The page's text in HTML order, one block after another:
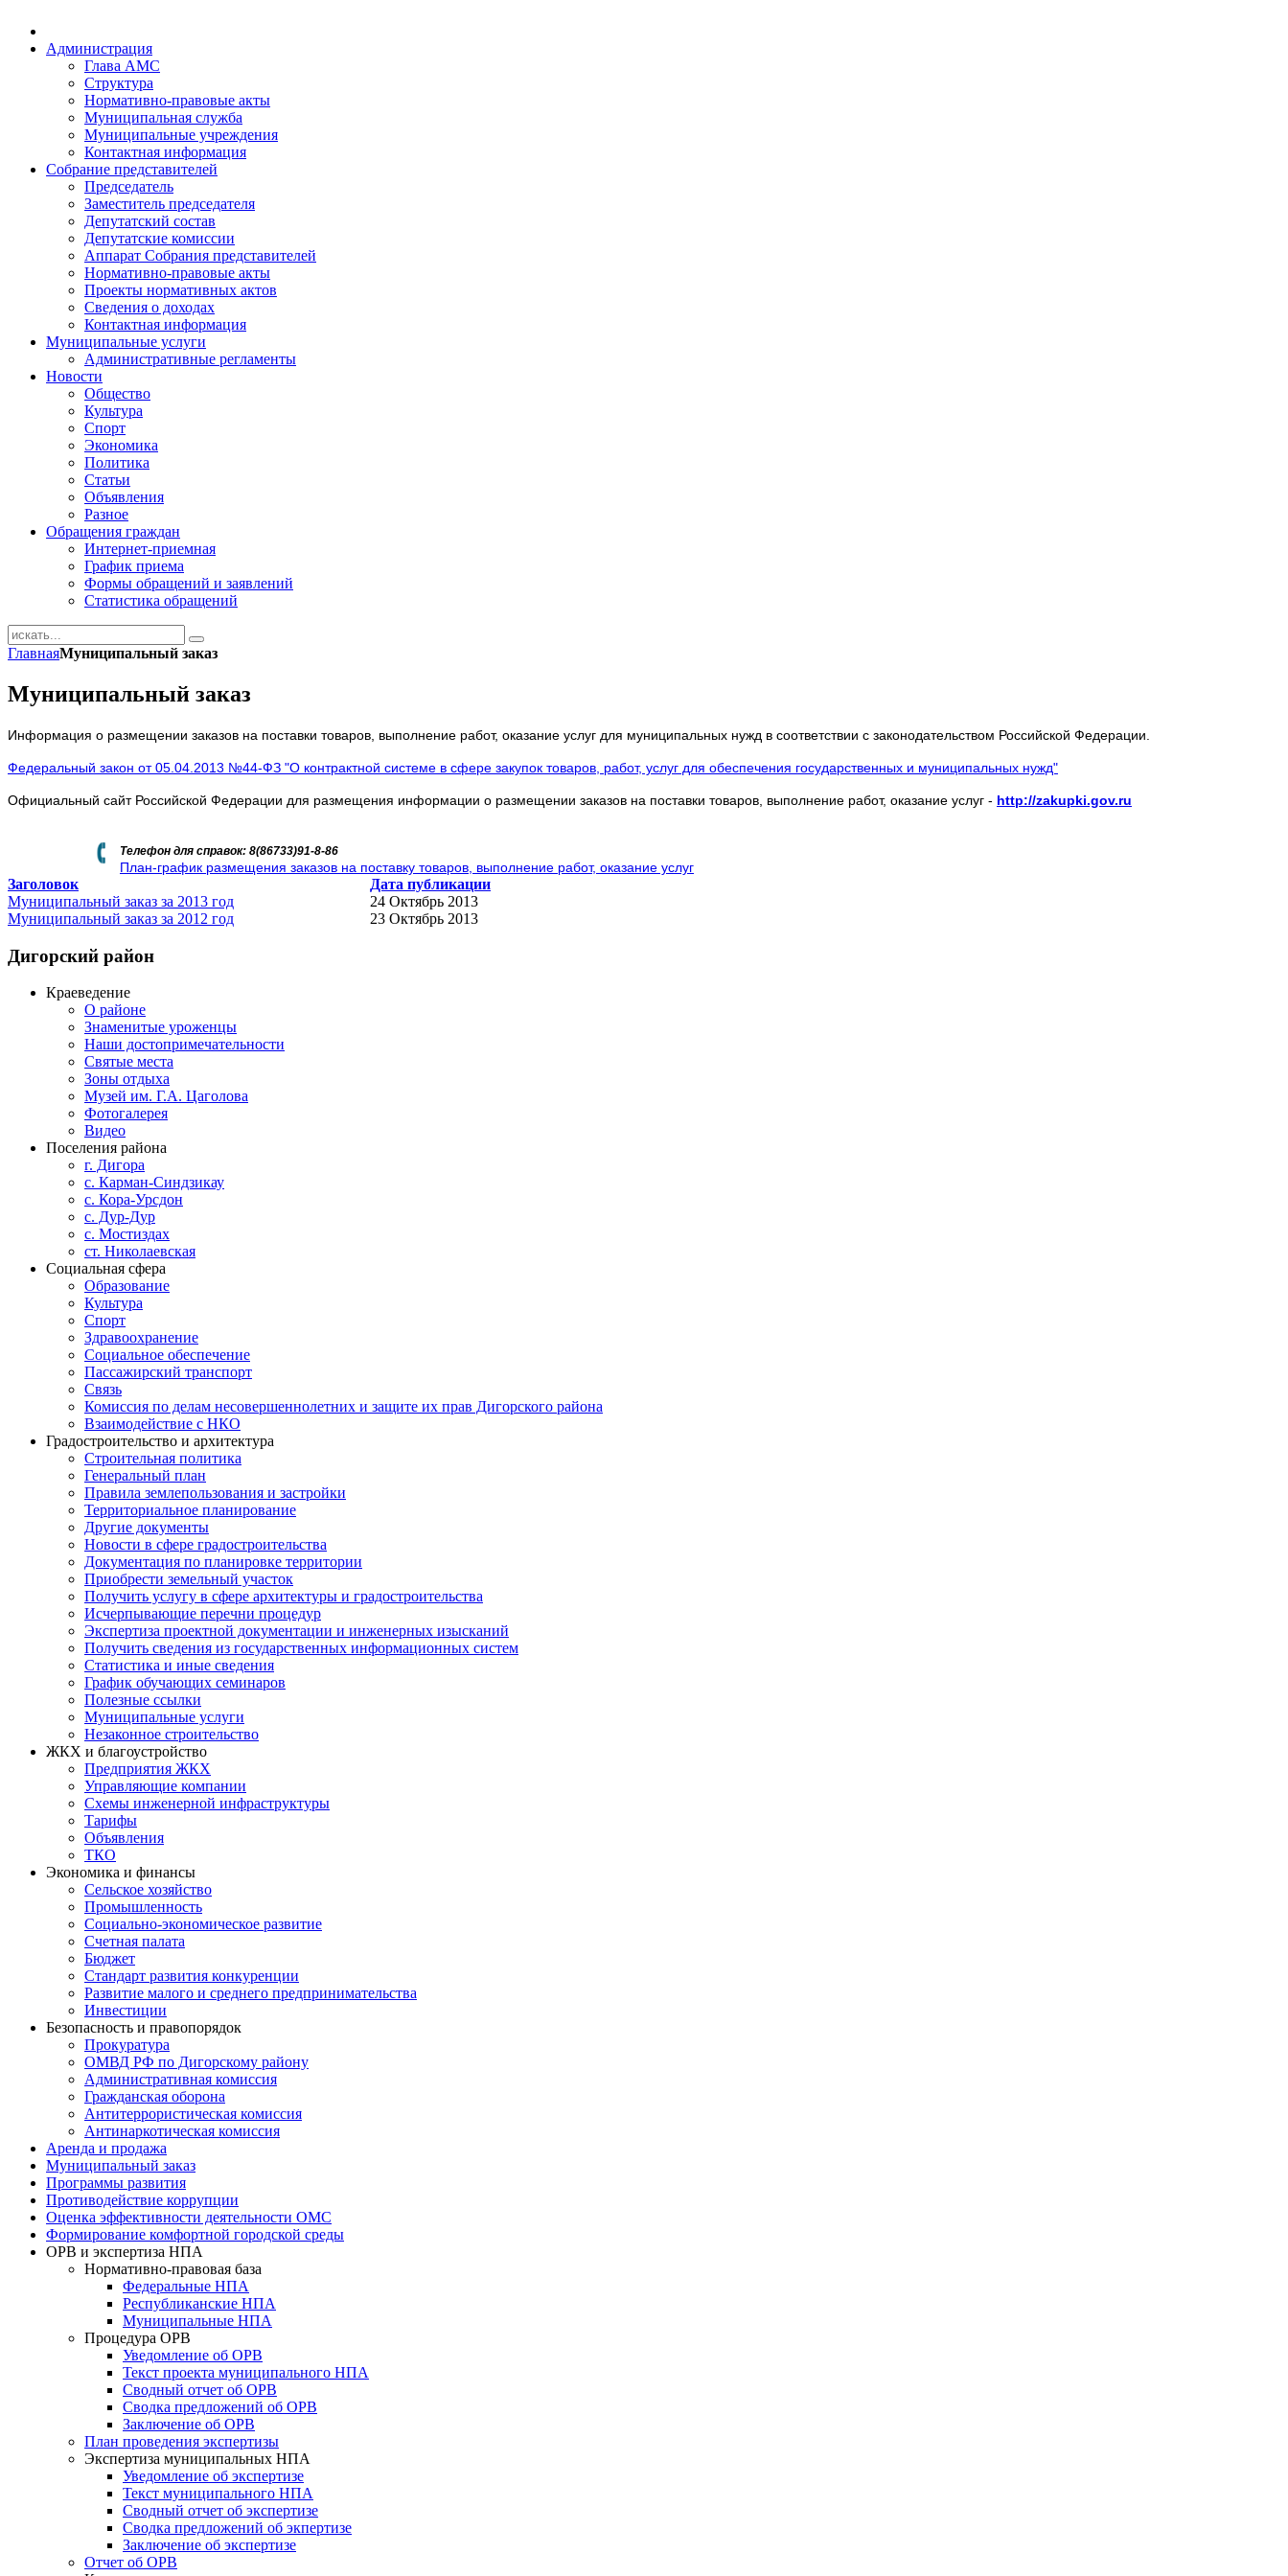
Администрация
Глава АМС
Структура
Нормативно-правовые акты
Муниципальная служба
Муниципальные учреждения
Контактная информация
Собрание представителей
Председатель
Заместитель председателя
Депутатский состав
Депутатские комиссии
Аппарат Собрания представителей
Нормативно-правовые акты
Проекты нормативных актов
Сведения о доходах
Контактная информация
Муниципальные услуги
Административные регламенты
Новости
Общество
Культура
Спорт
Экономика
Политика
Статьи
Объявления
Разное
Обращения граждан
Интернет-приемная
График приема
Формы обращений и заявлений
Статистика обращений
ГлавнаяМуниципальный заказ
Муниципальный заказ
Информация о размещении заказов на поставки товаров, выполнение работ, оказание услуг для муниципальных нужд в соответствии с законодательством Российской Федерации.
Федеральный закон от 05.04.2013 №44-ФЗ "О контрактной системе в сфере закупок товаров, работ, услуг для обеспечения государственных и муниципальных нужд"
Официальный сайт Российской Федерации для размещения информации о размещении заказов на поставки товаров, выполнение работ, оказание услуг - http://zakupki.gov.ru
Телефон для справок: 8(86733)91-8-86
План-график размещения заказов на поставку товаров, выполнение работ, оказание услуг
Заголовок
Дата публикации
Муниципальный заказ за 2013 год
24 Октябрь 2013
Муниципальный заказ за 2012 год
23 Октябрь 2013
Дигорский район
Краеведение
О районе
Знаменитые уроженцы
Наши достопримечательности
Святые места
Зоны отдыха
Музей им. Г.А. Цаголова
Фотогалерея
Видео
Поселения района
г. Дигора
с. Карман-Синдзикау
с. Кора-Урсдон
с. Дур-Дур
с. Мостиздах
ст. Николаевская
Социальная сфера
Образование
Культура
Спорт
Здравоохранение
Социальное обеспечение
Пассажирский транспорт
Связь
Комиссия по делам несовершеннолетних и защите их прав Дигорского района
Взаимодействие с НКО
Градостроительство и архитектура
Строительная политика
Генеральный план
Правила землепользования и застройки
Территориальное планирование
Другие документы
Новости в сфере градостроительства
Документация по планировке территории
Приобрести земельный участок
Получить услугу в сфере архитектуры и градостроительства
Исчерпывающие перечни процедур
Экспертиза проектной документации и инженерных изысканий
Получить сведения из государственных информационных систем
Статистика и иные сведения
График обучающих семинаров
Полезные ссылки
Муниципальные услуги
Незаконное строительство
ЖКХ и благоустройство
Предприятия ЖКХ
Управляющие компании
Схемы инженерной инфраструктуры
Тарифы
Объявления
ТКО
Экономика и финансы
Сельское хозяйство
Промышленность
Социально-экономическое развитие
Счетная палата
Бюджет
Стандарт развития конкуренции
Развитие малого и среднего предпринимательства
Инвестиции
Безопасность и правопорядок
Прокуратура
ОМВД РФ по Дигорскому району
Административная комиссия
Гражданская оборона
Антитеррористическая комиссия
Антинаркотическая комиссия
Аренда и продажа
Муниципальный заказ
Программы развития
Противодействие коррупции
Оценка эффективности деятельности ОМС
Формирование комфортной городской среды
ОРВ и экспертиза НПА
Нормативно-правовая база
Федеральные НПА
Республиканские НПА
Муниципальные НПА
Процедура ОРВ
Уведомление об ОРВ
Текст проекта муниципального НПА
Сводный отчет об ОРВ
Сводка предложений об ОРВ
Заключение об ОРВ
План проведения экспертизы
Экспертиза муниципальных НПА
Уведомление об экспертизе
Текст муниципального НПА
Сводный отчет об экспертизе
Сводка предложений об экпертизе
Заключение об экспертизе
Отчет об ОРВ